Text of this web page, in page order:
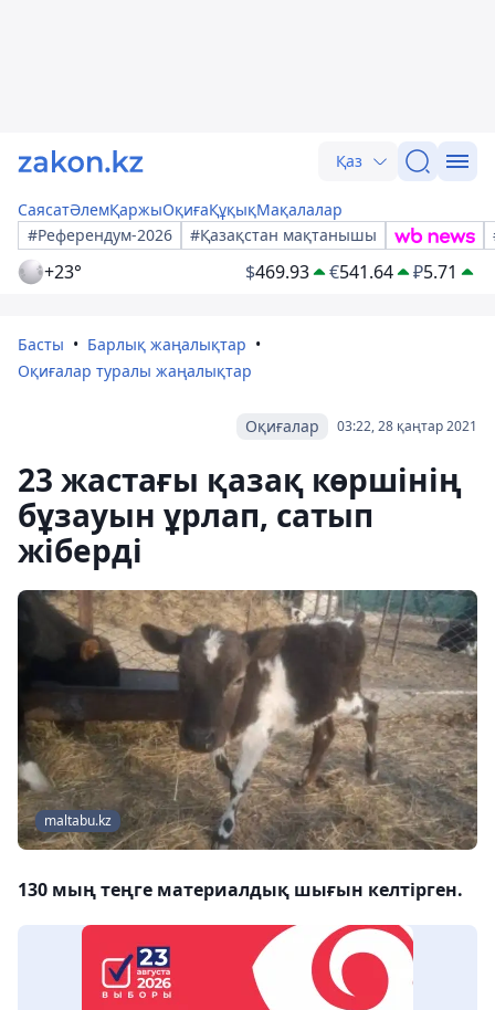
Қаз
СаясатӘлемҚаржыОқиғаҚұқықМақалалар
#Референдум-2026
#Қазақстан мақтанышы
+23° $469.93 €541.64 ₽5.71
Басты
Барлық жаңалықтар
Оқиғалар туралы жаңалықтар
03:22, 28 қаңтар 2021
Оқиғалар
23 жастағы қазақ көршінің
бұзауын ұрлап, сатып
жіберді
maltabu.kz
130 мың теңге материалдық шығын келтірген.